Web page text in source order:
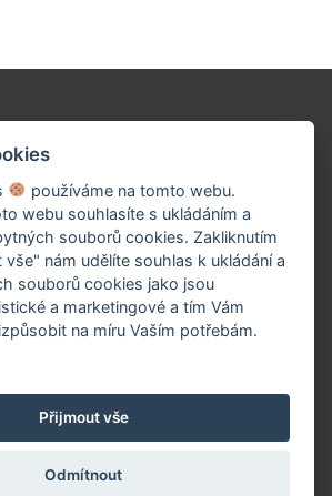
naše dílo!
Solution, s.r.o. |
používáme na tomto webu.
webu souhlasíte s ukládáním a
souborů cookies. Zakliknutím
nám udělíte souhlas k ukládání a
souborů cookies jako jsou
a marketingové a tím Vám
na míru Vaším potřebám.
Přijmout vše
Odmítnout